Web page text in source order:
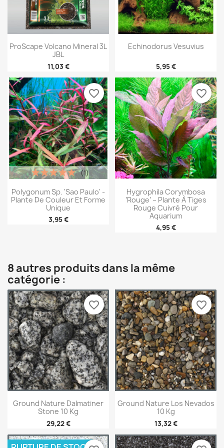
ProScape Volcano Mineral 3L
JBL
11,03 €
Echinodorus Vesuvius
5,95 €
Polygonum Sp. 'Sao Paulo' -
Plante De Couleur Et Forme
Unique
3,95 €
(1)
favorite_border
Hygrophila Corymbosa
‘Rouge’ – Plante À Tiges
Rouge Cuivré Pour
Aquarium
4,95 €
favorite_border
8 autres produits dans la même
catégorie :
Ground Nature Dalmatiner
Stone 10 Kg
29,22 €
favorite_border
Ground Nature Los Nevados
10 Kg
13,32 €
favorite_border